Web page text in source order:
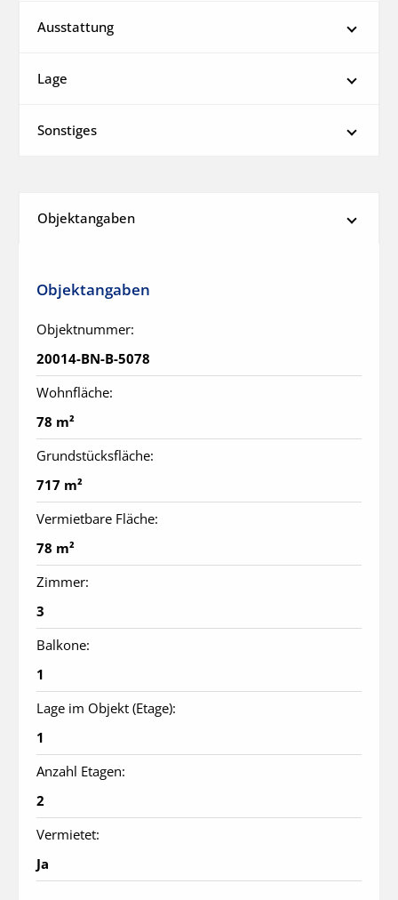
Ausstattung
Lage
Sonstiges
Objektangaben
Objektangaben
Objektnummer:
20014-BN-B-5078
Wohnfläche:
78 m²
Grundstücksfläche:
717 m²
Vermietbare Fläche:
78 m²
Zimmer:
3
Balkone:
1
Lage im Objekt (Etage):
1
Anzahl Etagen:
2
Vermietet:
Ja